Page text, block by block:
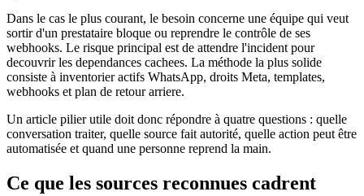
Dans le cas le plus courant, le besoin concerne une équipe qui veut
sortir d'un prestataire bloque ou reprendre le contrôle de ses
webhooks. Le risque principal est de attendre l'incident pour
decouvrir les dependances cachees. La méthode la plus solide
consiste à inventorier actifs WhatsApp, droits Meta, templates,
webhooks et plan de retour arriere.
Un article pilier utile doit donc répondre à quatre questions : quelle
conversation traiter, quelle source fait autorité, quelle action peut être
automatisée et quand une personne reprend la main.
Ce que les sources reconnues cadrent